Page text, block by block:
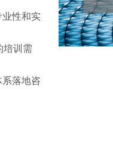
业性和实
培训需
落地咨